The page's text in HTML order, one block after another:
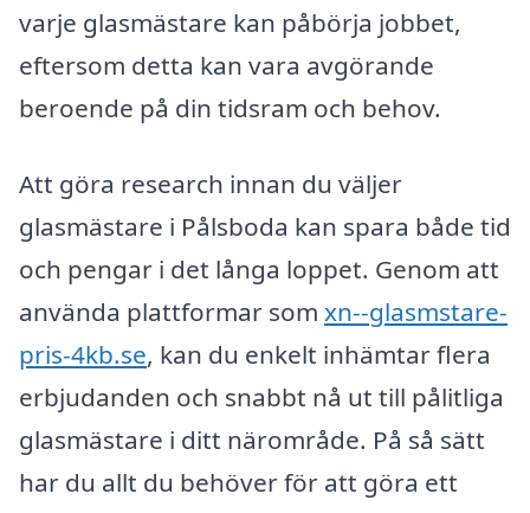
varje glasmästare kan påbörja jobbet,
eftersom detta kan vara avgörande
beroende på din tidsram och behov.
Att göra research innan du väljer
glasmästare i Pålsboda kan spara både tid
och pengar i det långa loppet. Genom att
använda plattformar som xn--glasmstare-
pris-4kb.se, kan du enkelt inhämtar flera
erbjudanden och snabbt nå ut till pålitliga
glasmästare i ditt närområde. På så sätt
har du allt du behöver för att göra ett